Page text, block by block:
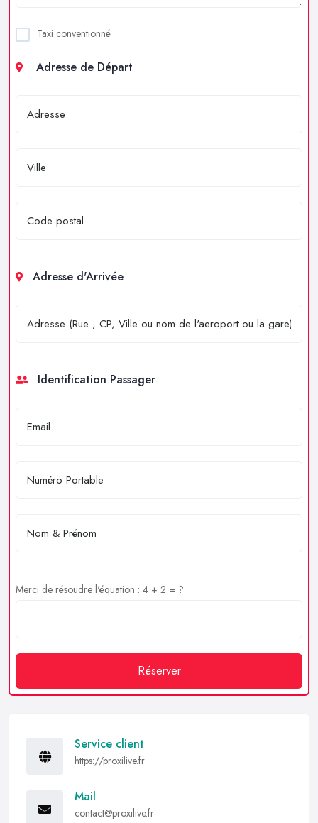
Taxi conventionné
Adresse de Départ
Adresse d'Arrivée
Identification Passager
Merci de résoudre l'équation : 4 + 2 = ?
Réserver
Service client
https://proxilive.fr
Mail
contact@proxilive.fr